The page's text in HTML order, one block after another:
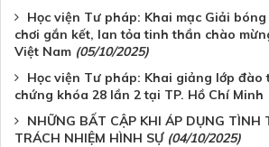
Học viện Tư pháp: Khai mạc Giải bóng
chơi gắn kết, lan tỏa tinh thần chào
Việt Nam (05/10/2025)
Học viện Tư pháp: Khai giảng lớp đào
chứng khóa 28 lần 2 tại TP. Hồ Chí Minh
NHỮNG BẤT CẬP KHI ÁP DỤNG TÌNH
TRÁCH NHIỆM HÌNH SỰ (04/10/2025)